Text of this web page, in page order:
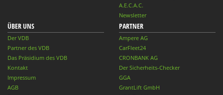
A.E.C.A.C.
Newsletter
ÜBER UNS
Der VDB
Partner des VDB
Das Präsidium des VDB
Kontakt
Impressum
AGB
PARTNER
Ampere AG
CarFleet24
CRONBANK AG
Der Sicherheits-Checker
GGA
GrantLift GmbH